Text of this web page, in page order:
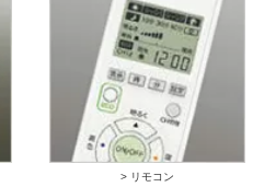
> リモコン